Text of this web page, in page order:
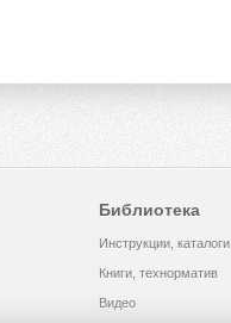
Библиотека
Инструкции, каталоги
Книги, технорматив
Видео